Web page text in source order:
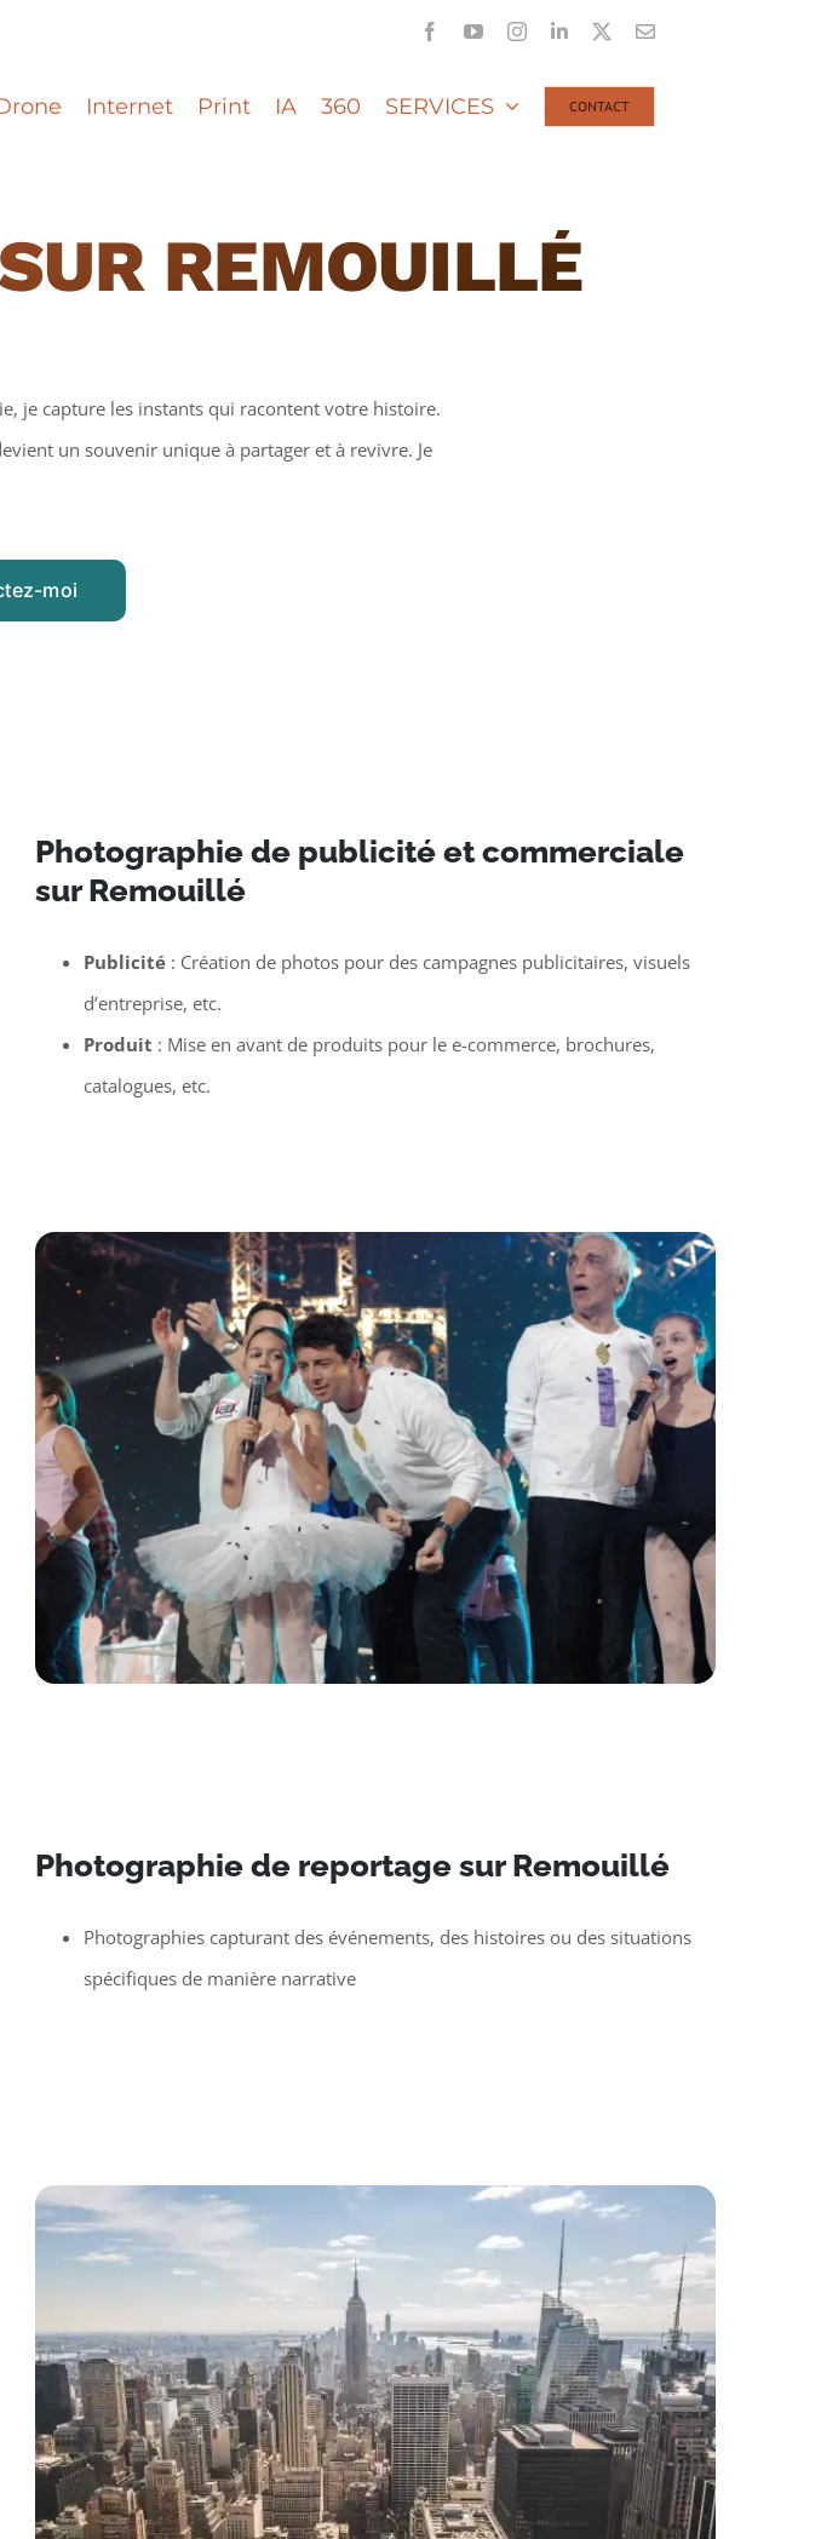
FacebookYouTubeInstagramLinkedIn Email
Internet Print IA 360 SERVICES CONTACT
REMOUILLÉ
je capture les instants qui racontent votre histoire.
un souvenir unique à partager et à revivre. Je
moi
Photographie de publicité et commerciale
sur Remouillé
Publicité : Création de photos pour des campagnes publicitaires, visuels
d’entreprise, etc.
Produit : Mise en avant de produits pour le e-commerce, brochures,
catalogues, etc.
Photographie de reportage sur Remouillé
Photographies capturant des événements, des histoires ou des situations
spécifiques de manière narrative